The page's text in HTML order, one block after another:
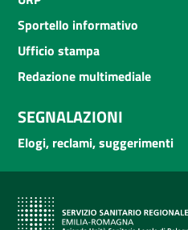
Sportello informativo
Ufficio stampa
Redazione multimediale
SEGNALAZIONI
Elogi, reclami, suggerimenti